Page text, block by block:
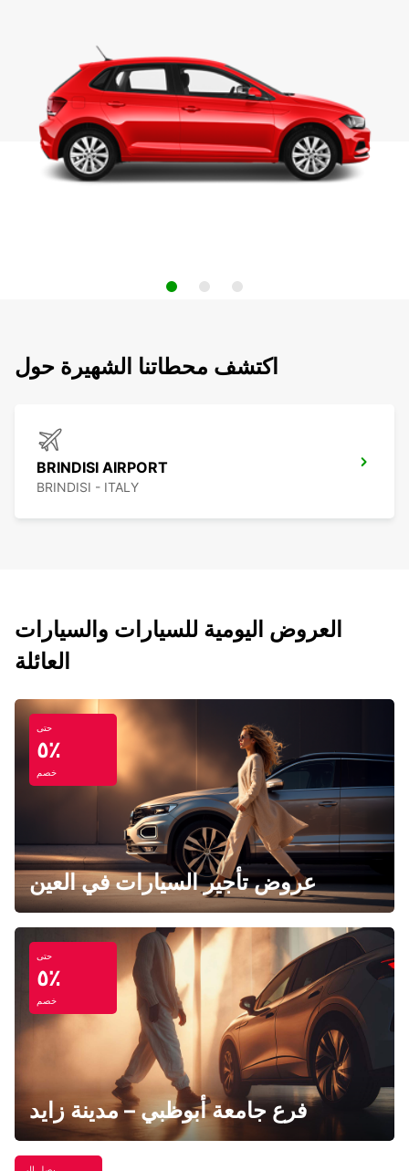
اكتشف محطاتنا الشهيرة حول
BRINDISI AIRPORT
BRINDISI - ITALY
العروض اليومية للسيارات والسيارات
العائلة
حتى
٥٪
خصم
عروض تأجير السيارات في العين
حتى
٥٪
خصم
فرع جامعة أبوظبي – مدينة زايد